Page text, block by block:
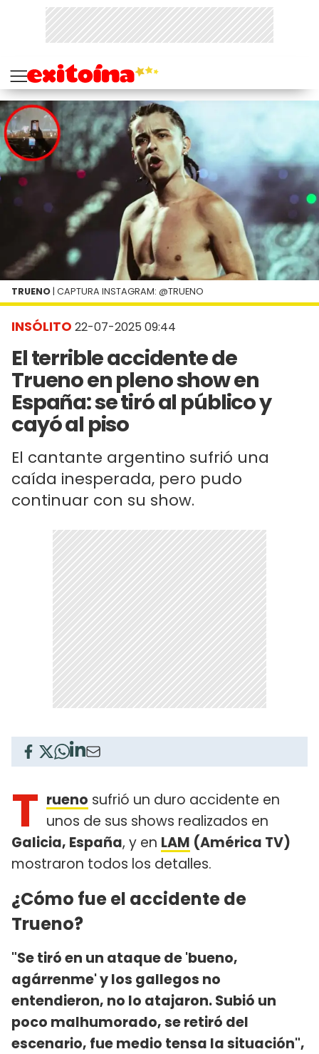
INSÓLITO 22-07-2025 09:44
​El terrible accidente de
Trueno en pleno show en
España: se tiró al público y
cayó al piso
El cantante argentino sufrió una
caída inesperada, pero pudo
continuar con su show.
TRUENO | CAPTURA INSTAGRAM: @TRUENO
T rueno sufrió un duro accidente en
unos de sus shows realizados en
Galicia, España, y en LAM (América TV)
mostraron todos los detalles.
¿Cómo fue el accidente de
Trueno?
"Se tiró en un ataque de 'bueno,
agárrenme' y los gallegos no
entendieron, no lo atajaron. Subió un
poco malhumorado, se retiró del
escenario, fue medio tensa la situación",